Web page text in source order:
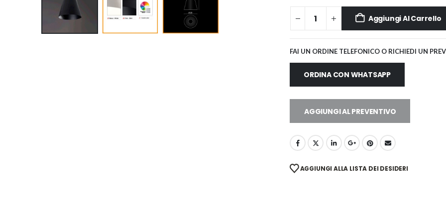
Aggiungi Al Carrello
FAI UN ORDINE TELEFONICO O RICHIEDI UN
ORDINA CON WHATSAPP
AGGIUNGI AL PREVENTIVO
AGGIUNGI ALLA LISTA DEI DESIDERI